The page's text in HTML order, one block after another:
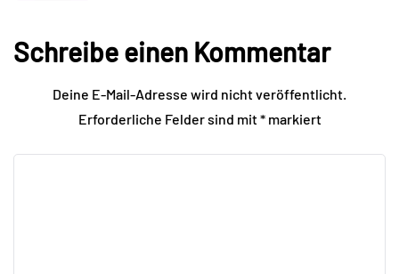
Schreibe einen Kommentar
Deine E-Mail-Adresse wird nicht veröffentlicht.
Erforderliche Felder sind mit*markiert